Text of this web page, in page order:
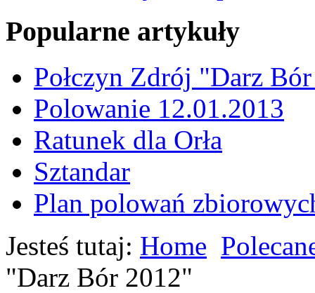
Popularne artykuły
Połczyn Zdrój "Darz
Polowanie 12.01.2013
Ratunek dla Orła
Sztandar
Plan polowań
Jesteś tutaj: Home
"Darz Bór 2012"